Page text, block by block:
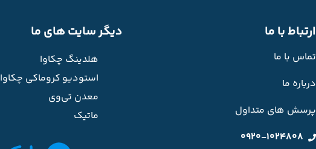
ارتباط با ما
تماس با ما
درباره ما
پرسش های متداول
0920-1024808
دیگر سایت های ما
هلدینگ چکاوا
استودیو کروماکی چکاوا
معدن تی‌وی
ماتیک